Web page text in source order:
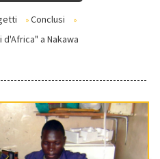
» Conclusi »
a Nakawa